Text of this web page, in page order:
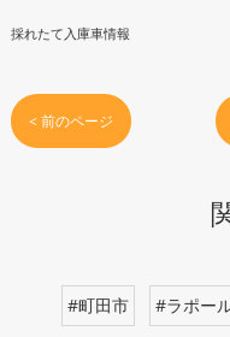
採れたて入庫車情報
< 前のページ
#町田市 #ラポー